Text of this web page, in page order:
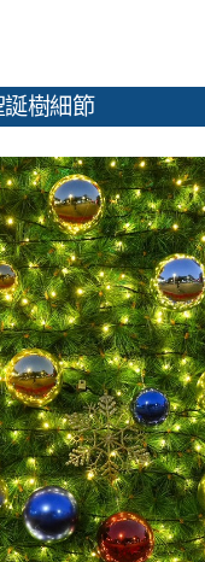
誕樹細節